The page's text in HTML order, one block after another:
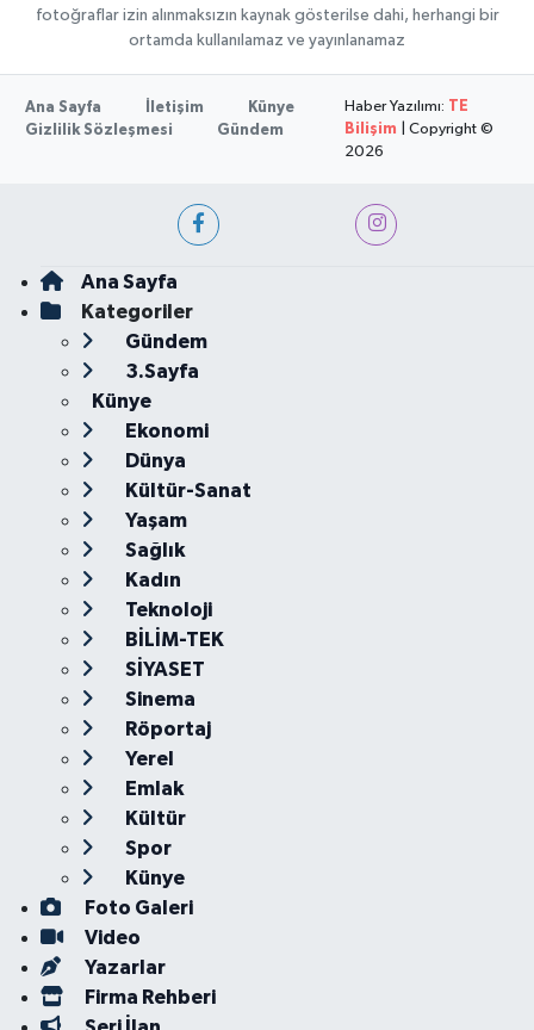
fotoğraflar izin alınmaksızın kaynak gösterilse dahi, herhangi bir
ortamda kullanılamaz ve yayınlanamaz
Ana Sayfa İletişim
Künye
Gizlilik Sözleşmesi
Gündem
Haber Yazılımı: TE
Bilişim | Copyright ©
2026
Ana Sayfa
Kategoriler
Gündem
3.Sayfa
Künye
Ekonomi
Dünya
Kültür-Sanat
Yaşam
Sağlık
Kadın
Teknoloji
BİLİM-TEK
SİYASET
Sinema
Röportaj
Yerel
Emlak
Kültür
Spor
Künye
Foto Galeri
Video
Yazarlar
Firma Rehberi